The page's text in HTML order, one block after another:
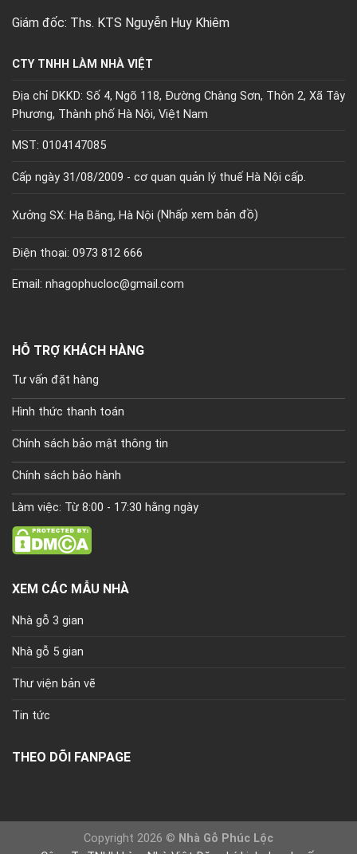
Giám đốc: Ths. KTS Nguyễn Huy Khiêm
CTY TNHH LÀM NHÀ VIỆT
Địa chỉ DKKD: Số 4, Ngõ 118, Đường Chàng Sơn, Thôn 2, Xã Tây
Phương, Thành phố Hà Nội, Việt Nam
MST: 0104147085
Cấp ngày 31/08/2009 - cơ quan quản lý thuế Hà Nội cấp.
Xưởng SX: Hạ Bằng, Hà Nội (Nhấp xem bản đồ)
Điện thoại: 0973 812 666
Email: nhagophucloc@gmail.com
HỖ TRỢ KHÁCH HÀNG
Tư vấn đặt hàng
Hình thức thanh toán
Chính sách bảo mật thông tin
Chính sách bảo hành
Làm việc: Từ 8:00 - 17:30 hằng ngày
XEM CÁC MẪU NHÀ
Nhà gỗ 3 gian
Nhà gỗ 5 gian
Thư viện bản vẽ
Tin tức
THEO DÕI FANPAGE
Copyright 2026 © Nhà Gỗ Phúc Lộc